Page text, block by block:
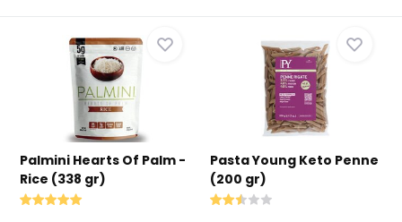
Palmini Hearts Of Palm -
Rice (338 gr)
Pasta Young Keto Penne
(200 gr)